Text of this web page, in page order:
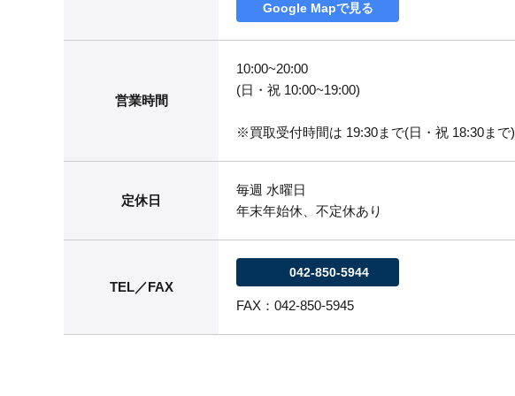
Google Mapで見る
営業時間
10:00~20:00
(日・祝 10:00~19:00)
※買取受付時間は 19:30まで(日・祝 18:30まで)
定休日
毎週 水曜日
年末年始休、不定休あり
TEL／FAX
042-850-5944
FAX：042-850-5945